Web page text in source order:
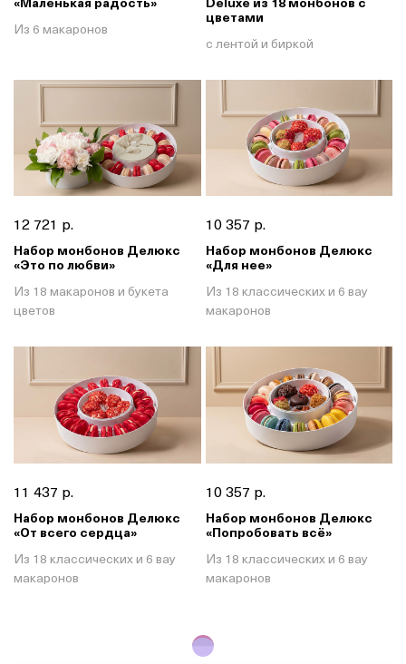
Из 6 макаронов
цветами
с лентой и биркой
12 721 р.
Набор монбонов Делюкс
«Это по любви»
Из 18 макаронов и букета
цветов
10 357 р.
Набор монбонов Делюкс
«Для нее»
Из 18 классических и 6 вау
макаронов
11 437 р.
Набор монбонов Делюкс
«От всего сердца»
Из 18 классических и 6 вау
макаронов
10 357 р.
Набор монбонов Делюкс
«Попробовать всё»
Из 18 классических и 6 вау
макаронов